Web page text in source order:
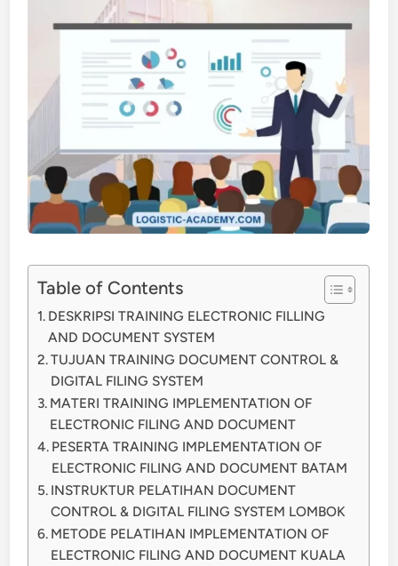
Table of Contents
DESKRIPSI TRAINING ELECTRONIC FILLING
AND DOCUMENT SYSTEM
TUJUAN TRAINING DOCUMENT CONTROL &
DIGITAL FILING SYSTEM
MATERI TRAINING IMPLEMENTATION OF
ELECTRONIC FILING AND DOCUMENT
PESERTA TRAINING IMPLEMENTATION OF
ELECTRONIC FILING AND DOCUMENT BATAM
INSTRUKTUR PELATIHAN DOCUMENT
CONTROL & DIGITAL FILING SYSTEM LOMBOK
METODE PELATIHAN IMPLEMENTATION OF
ELECTRONIC FILING AND DOCUMENT KUALA